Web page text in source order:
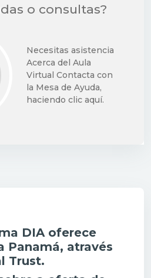
o consultas?
Necesitas asistencia
Acerca del Aula
Virtual Contacta con
la Mesa de Ayuda,
haciendo clic aquí.
DIA oferece
Panamá, através
Trust.